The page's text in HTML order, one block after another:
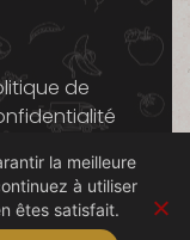
de
la meilleure
à utiliser
êtes satisfait.